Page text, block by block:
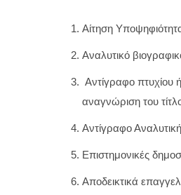
Αίτηση
Αναλυτικό
Αντίγραφο πτυχίου
αναγνώριση του
Αντίγραφο
Επιστημονικές
Αποδεικτικά